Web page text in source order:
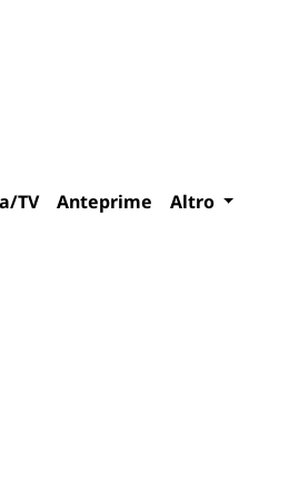
TV Anteprime Altro